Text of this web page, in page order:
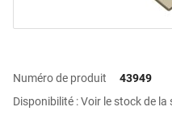
Numéro de produit
43949
Disponibilité : Voir le stock de la